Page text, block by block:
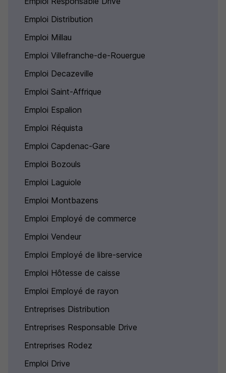
Emploi Distribution
Emploi Millau
Emploi Villefranche-de-Rouergue
Emploi Decazeville
Emploi Saint-Affrique
Emploi Espalion
Emploi Réquista
Emploi Capdenac-Gare
Emploi Bozouls
Emploi Laguiole
Emploi Montbazens
Emploi Employé de commerce
Emploi Vendeur
Emploi Employé de libre-service
Emploi Hôtesse de caisse
Emploi Employé de rayon
Entreprises Distribution
Entreprises Responsable Drive
Entreprises Rodez
Emploi Drive